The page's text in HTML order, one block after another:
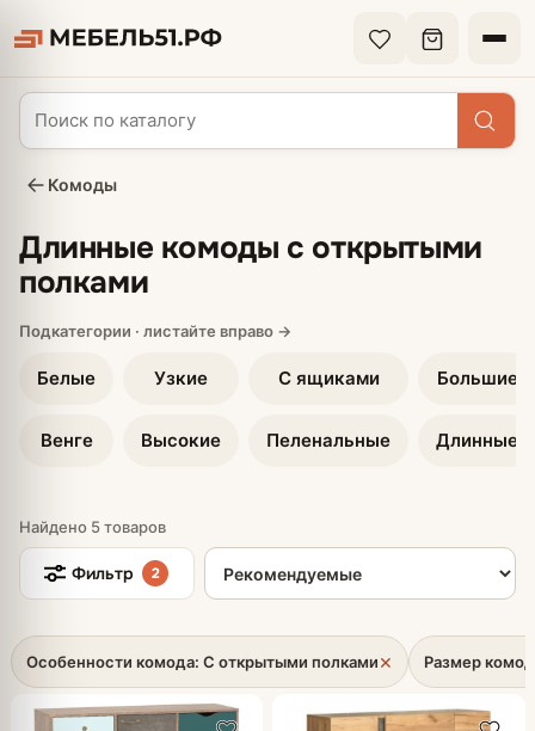
Комоды
Длинные комоды с открытыми
полками
Белые
Венге
Узкие
Высокие
С ящиками
Пеленальные
Большие
Длинные
Найдено 5 товаров
Фильтр 2
Сортировка товаров
Особенности комода: С открытыми полками× Размер